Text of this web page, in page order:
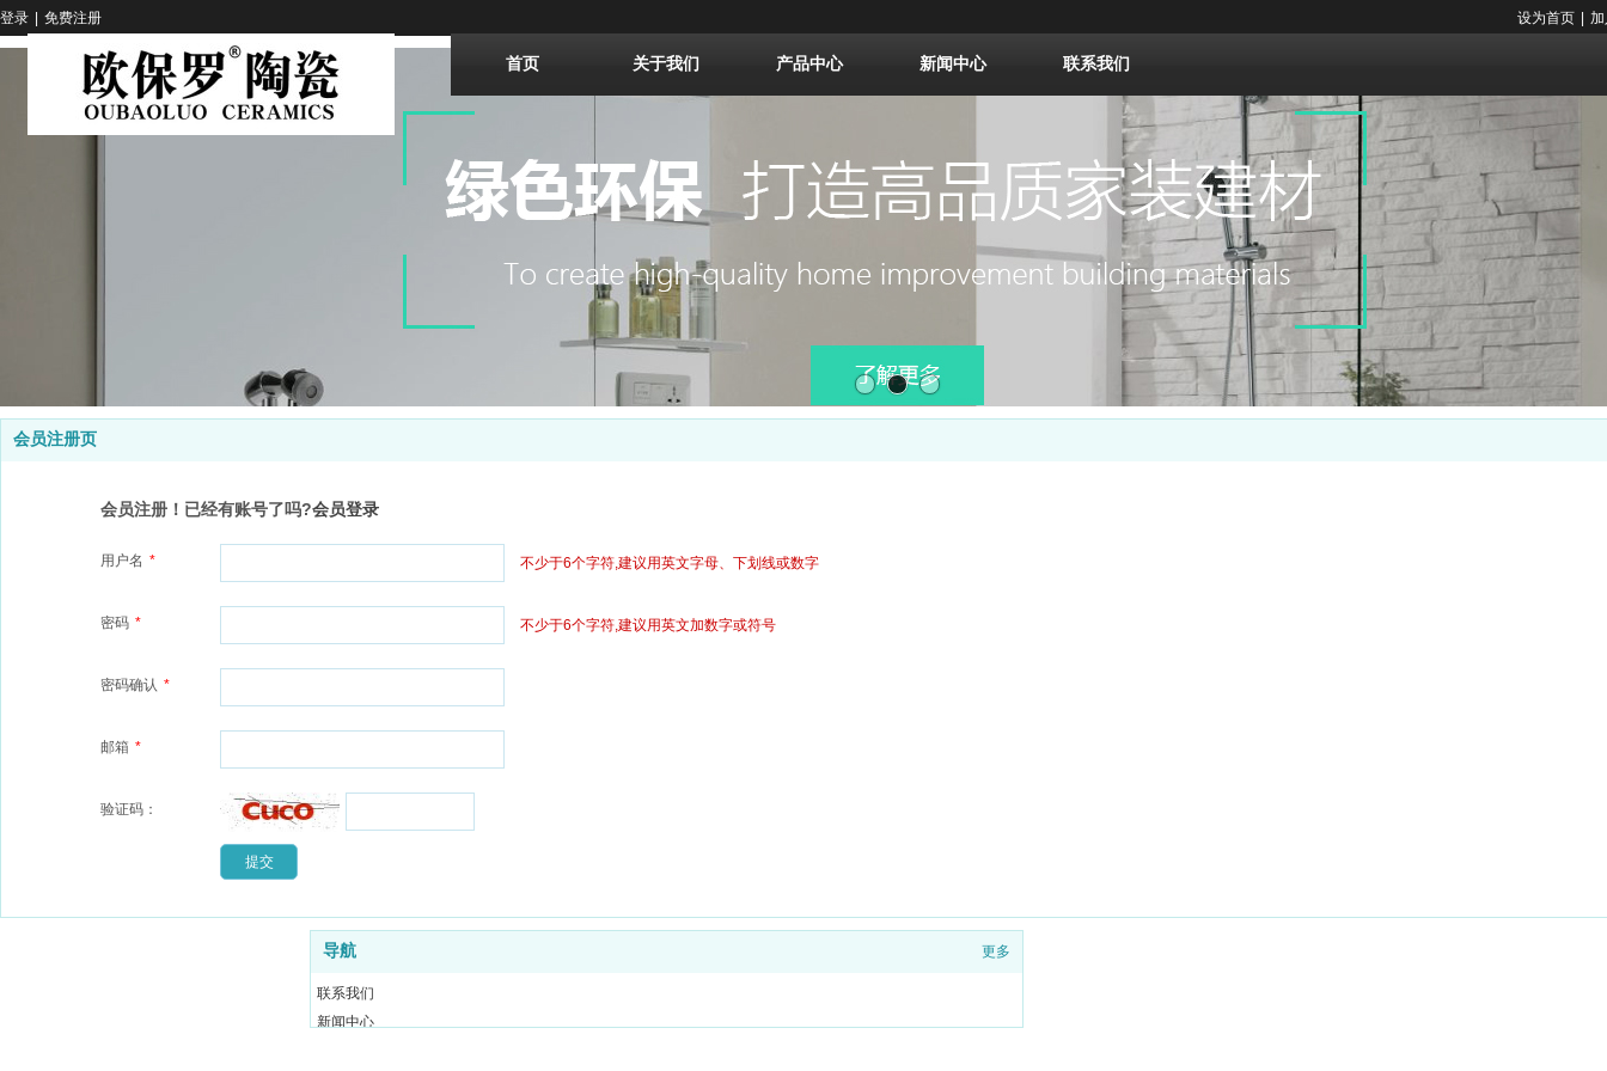
首页 关于我们 产品中心 新闻中心 联系我们
登录 免费注册 设为首页
会员注册页
会员注册！已经有账号了吗?会员登录
用户名 * 不少于6个字符,建议用英文字母、下划线或数字
密码 * 不少于6个字符,建议用英文加数字或符号
密码确认 *
邮箱 *
验证码：
导航 更多
联系我们
新闻中心